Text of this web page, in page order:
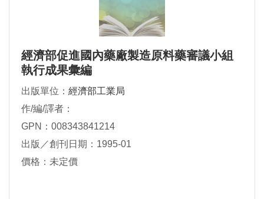
經濟部促進國內藥廠製造原料藥審議小組
執行成果彙編
出版單位： 經濟部工業局
作/編/譯者：
GPN：008343841214
出版／創刊日期：1995-01
價格：未定價